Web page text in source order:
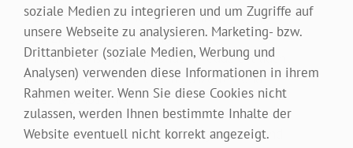
Ein Retrofit-Projekt steigert nicht nur die
Effizienz und Nachhaltigkeit Ihrer
Produktionsanlagen, sondern reduziert auch
Wartungsaufwand, Stillstandszeiten und
Betriebskosten.
Mit moderner Automatisierungstechnik und
soziale Medien zu integrieren und um Zugriffe auf
unsere Webseite zu analysieren. Marketing- bzw.
Drittanbieter (soziale Medien, Werbung und
Analysen) verwenden diese Informationen in ihrem
Rahmen weiter. Wenn Sie diese Cookies nicht
zulassen, werden Ihnen bestimmte Inhalte der
Website eventuell nicht korrekt angezeigt.